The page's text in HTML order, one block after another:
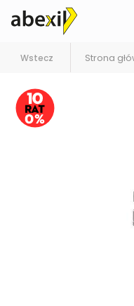
Wstecz Strona